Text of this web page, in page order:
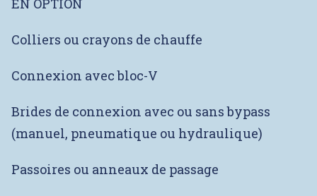
EN OPTION
Colliers ou crayons de chauffe
Connexion avec bloc-V
Brides de connexion avec ou sans bypass
(manuel, pneumatique ou hydraulique)
Passoires ou anneaux de passage